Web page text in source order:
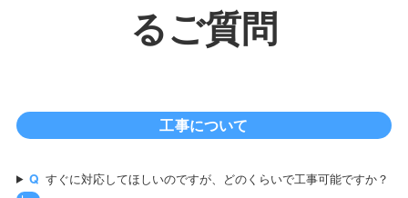
るご質問
工事について
すぐに対応してほしいのですが、どのくらいで工事可能ですか？